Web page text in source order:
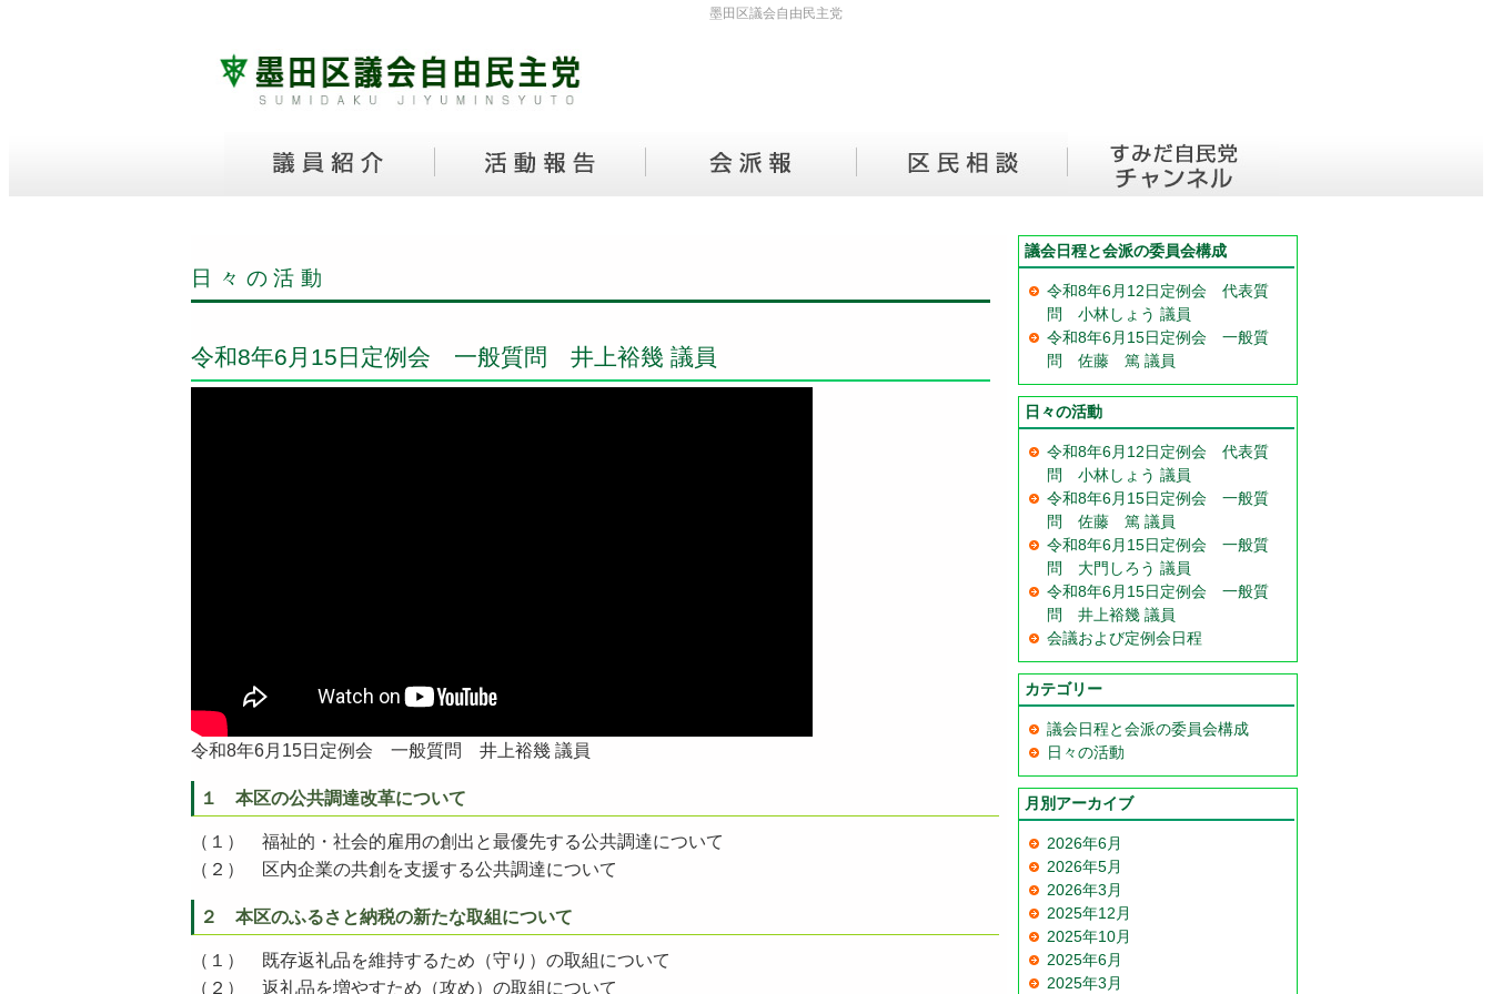
墨田区議会自由民主党
日々の活動
令和8年6月15日定例会 一般質問 井上裕幾 議員
令和8年6月15日定例会 一般質問 井上裕幾 議員
１ 本区の公共調達改革について
（１） 福祉的・社会的雇用の創出と最優先する公共調達について
（２） 区内企業の共創を支援する公共調達について
２ 本区のふるさと納税の新たな取組について
（１） 既存返礼品を維持するため（守り）の取組について
（２） 返礼品を増やすため（攻め）の取組について
議会日程と会派の委員会構成
令和8年6月12日定例会 代表質
問 小林しょう 議員
令和8年6月15日定例会 一般質
問 佐藤 篤 議員
日々の活動
令和8年6月12日定例会 代表質
問 小林しょう 議員
令和8年6月15日定例会 一般質
問 佐藤 篤 議員
令和8年6月15日定例会 一般質
問 大門しろう 議員
令和8年6月15日定例会 一般質
問 井上裕幾 議員
会議および定例会日程
カテゴリー
議会日程と会派の委員会構成
日々の活動
月別アーカイブ
2026年6月
2026年5月
2026年3月
2025年12月
2025年10月
2025年6月
2025年3月